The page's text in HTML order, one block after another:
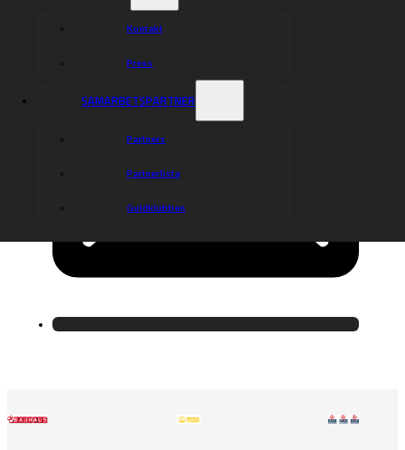
Kontakt
Press
SAMARBETSPARTNER
Partners
Partnerlista
Guldklubben